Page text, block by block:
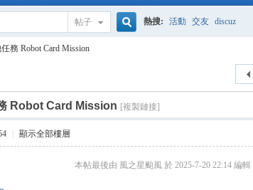
帖子
索
熱搜: 活動 交友 discuz
務 Robot Card Mission
Robot Card Mission [複製鏈接]
顯示全部樓層
本帖最後由 風之星颱風 於 2025-7-20 22:14 編輯